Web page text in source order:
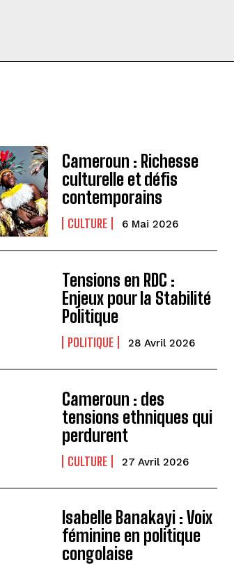
Cameroun : Richesse
culturelle et défis
contemporains
CULTURE 6 Mai 2026
Tensions en RDC :
Enjeux pour la Stabilité
Politique
POLITIQUE 28 Avril 2026
Cameroun : des
tensions ethniques qui
perdurent
CULTURE 27 Avril 2026
Isabelle Banakayi : Voix
féminine en politique
congolaise